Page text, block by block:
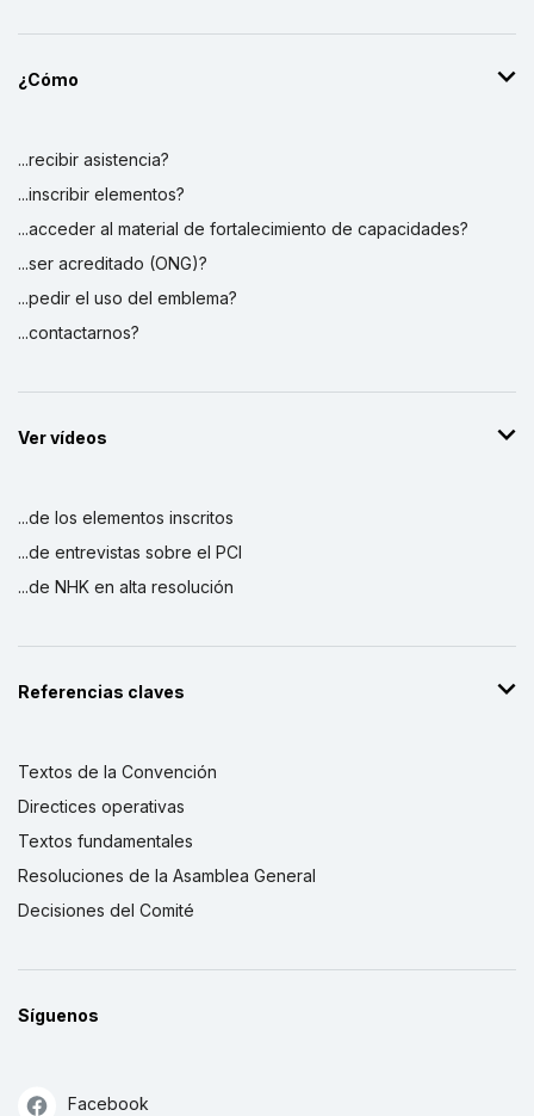
¿Cómo
...recibir asistencia?
...inscribir elementos?
...acceder al material de fortalecimiento de capacidades?
...ser acreditado (ONG)?
...pedir el uso del emblema?
...contactarnos?
Ver vídeos
...de los elementos inscritos
...de entrevistas sobre el PCI
...de NHK en alta resolución
Referencias claves
Textos de la Convención
Directices operativas
Textos fundamentales
Resoluciones de la Asamblea General
Decisiones del Comité
Síguenos
Facebook